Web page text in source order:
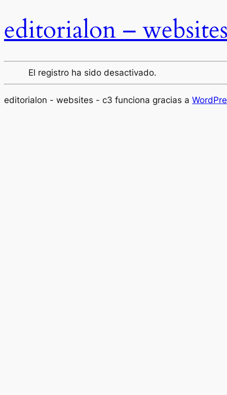
editorialon –
El registro ha sido desactivado.
editorialon - websites - c3 funciona gracias a